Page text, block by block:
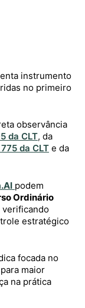
instrumento
no primeiro
observância
da CLT, da
da CLT e da
podem
Ordinário
verificando
estratégico
focada no
maior
na prática